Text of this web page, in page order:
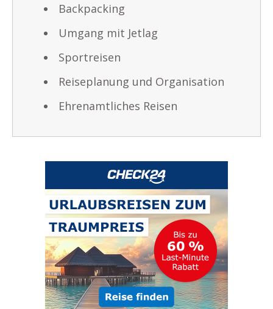
Backpacking
Umgang mit Jetlag
Sportreisen
Reiseplanung und Organisation
Ehrenamtliches Reisen